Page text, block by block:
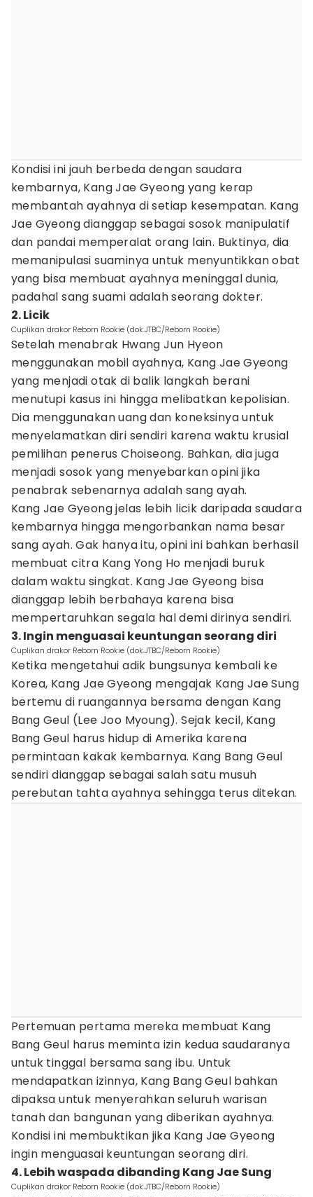
Kondisi ini jauh berbeda dengan saudara
kembarnya, Kang Jae Gyeong yang kerap
membantah ayahnya di setiap kesempatan. Kang
Jae Gyeong dianggap sebagai sosok manipulatif
dan pandai memperalat orang lain. Buktinya, dia
memanipulasi suaminya untuk menyuntikkan obat
yang bisa membuat ayahnya meninggal dunia,
padahal sang suami adalah seorang dokter.
2. Licik
Cuplikan drakor Reborn Rookie (dok.JTBC/Reborn Rookie)
Setelah menabrak Hwang Jun Hyeon
menggunakan mobil ayahnya, Kang Jae Gyeong
yang menjadi otak di balik langkah berani
menutupi kasus ini hingga melibatkan kepolisian.
Dia menggunakan uang dan koneksinya untuk
menyelamatkan diri sendiri karena waktu krusial
pemilihan penerus Choiseong. Bahkan, dia juga
menjadi sosok yang menyebarkan opini jika
penabrak sebenarnya adalah sang ayah.
Kang Jae Gyeong jelas lebih licik daripada saudara
kembarnya hingga mengorbankan nama besar
sang ayah. Gak hanya itu, opini ini bahkan berhasil
membuat citra Kang Yong Ho menjadi buruk
dalam waktu singkat. Kang Jae Gyeong bisa
dianggap lebih berbahaya karena bisa
mempertaruhkan segala hal demi dirinya sendiri.
3. Ingin menguasai keuntungan seorang diri
Cuplikan drakor Reborn Rookie (dok.JTBC/Reborn Rookie)
Ketika mengetahui adik bungsunya kembali ke
Korea, Kang Jae Gyeong mengajak Kang Jae Sung
bertemu di ruangannya bersama dengan Kang
Bang Geul (Lee Joo Myoung). Sejak kecil, Kang
Bang Geul harus hidup di Amerika karena
permintaan kakak kembarnya. Kang Bang Geul
sendiri dianggap sebagai salah satu musuh
perebutan tahta ayahnya sehingga terus ditekan.
Pertemuan pertama mereka membuat Kang
Bang Geul harus meminta izin kedua saudaranya
untuk tinggal bersama sang ibu. Untuk
mendapatkan izinnya, Kang Bang Geul bahkan
dipaksa untuk menyerahkan seluruh warisan
tanah dan bangunan yang diberikan ayahnya.
Kondisi ini membuktikan jika Kang Jae Gyeong
ingin menguasai keuntungan seorang diri.
4. Lebih waspada dibanding Kang Jae Sung
Cuplikan drakor Reborn Rookie (dok.JTBC/Reborn Rookie)